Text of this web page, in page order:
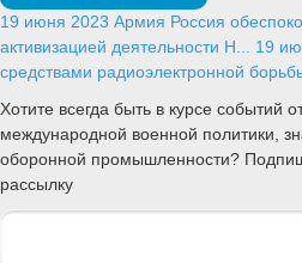
19 июня 2023 Армия Россия
активизацией деятельности Н... 19
средствами радиоэлектронной
Хотите всегда быть в курсе событий
международной военной политики,
оборонной промышленности?
рассылку